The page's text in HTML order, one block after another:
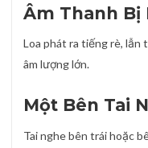
Âm Thanh Bị
Loa phát ra tiếng rè, lẫn
âm lượng lớn.
Một Bên Tai
Tai nghe bên trái hoặc